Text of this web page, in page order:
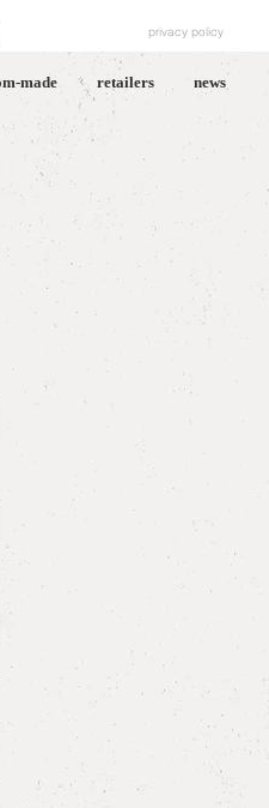
privacy policy
made retailers news